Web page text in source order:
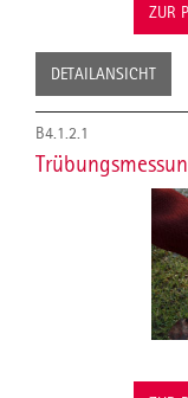
ZUR
DETAILANSICHT
B4.1.2.1